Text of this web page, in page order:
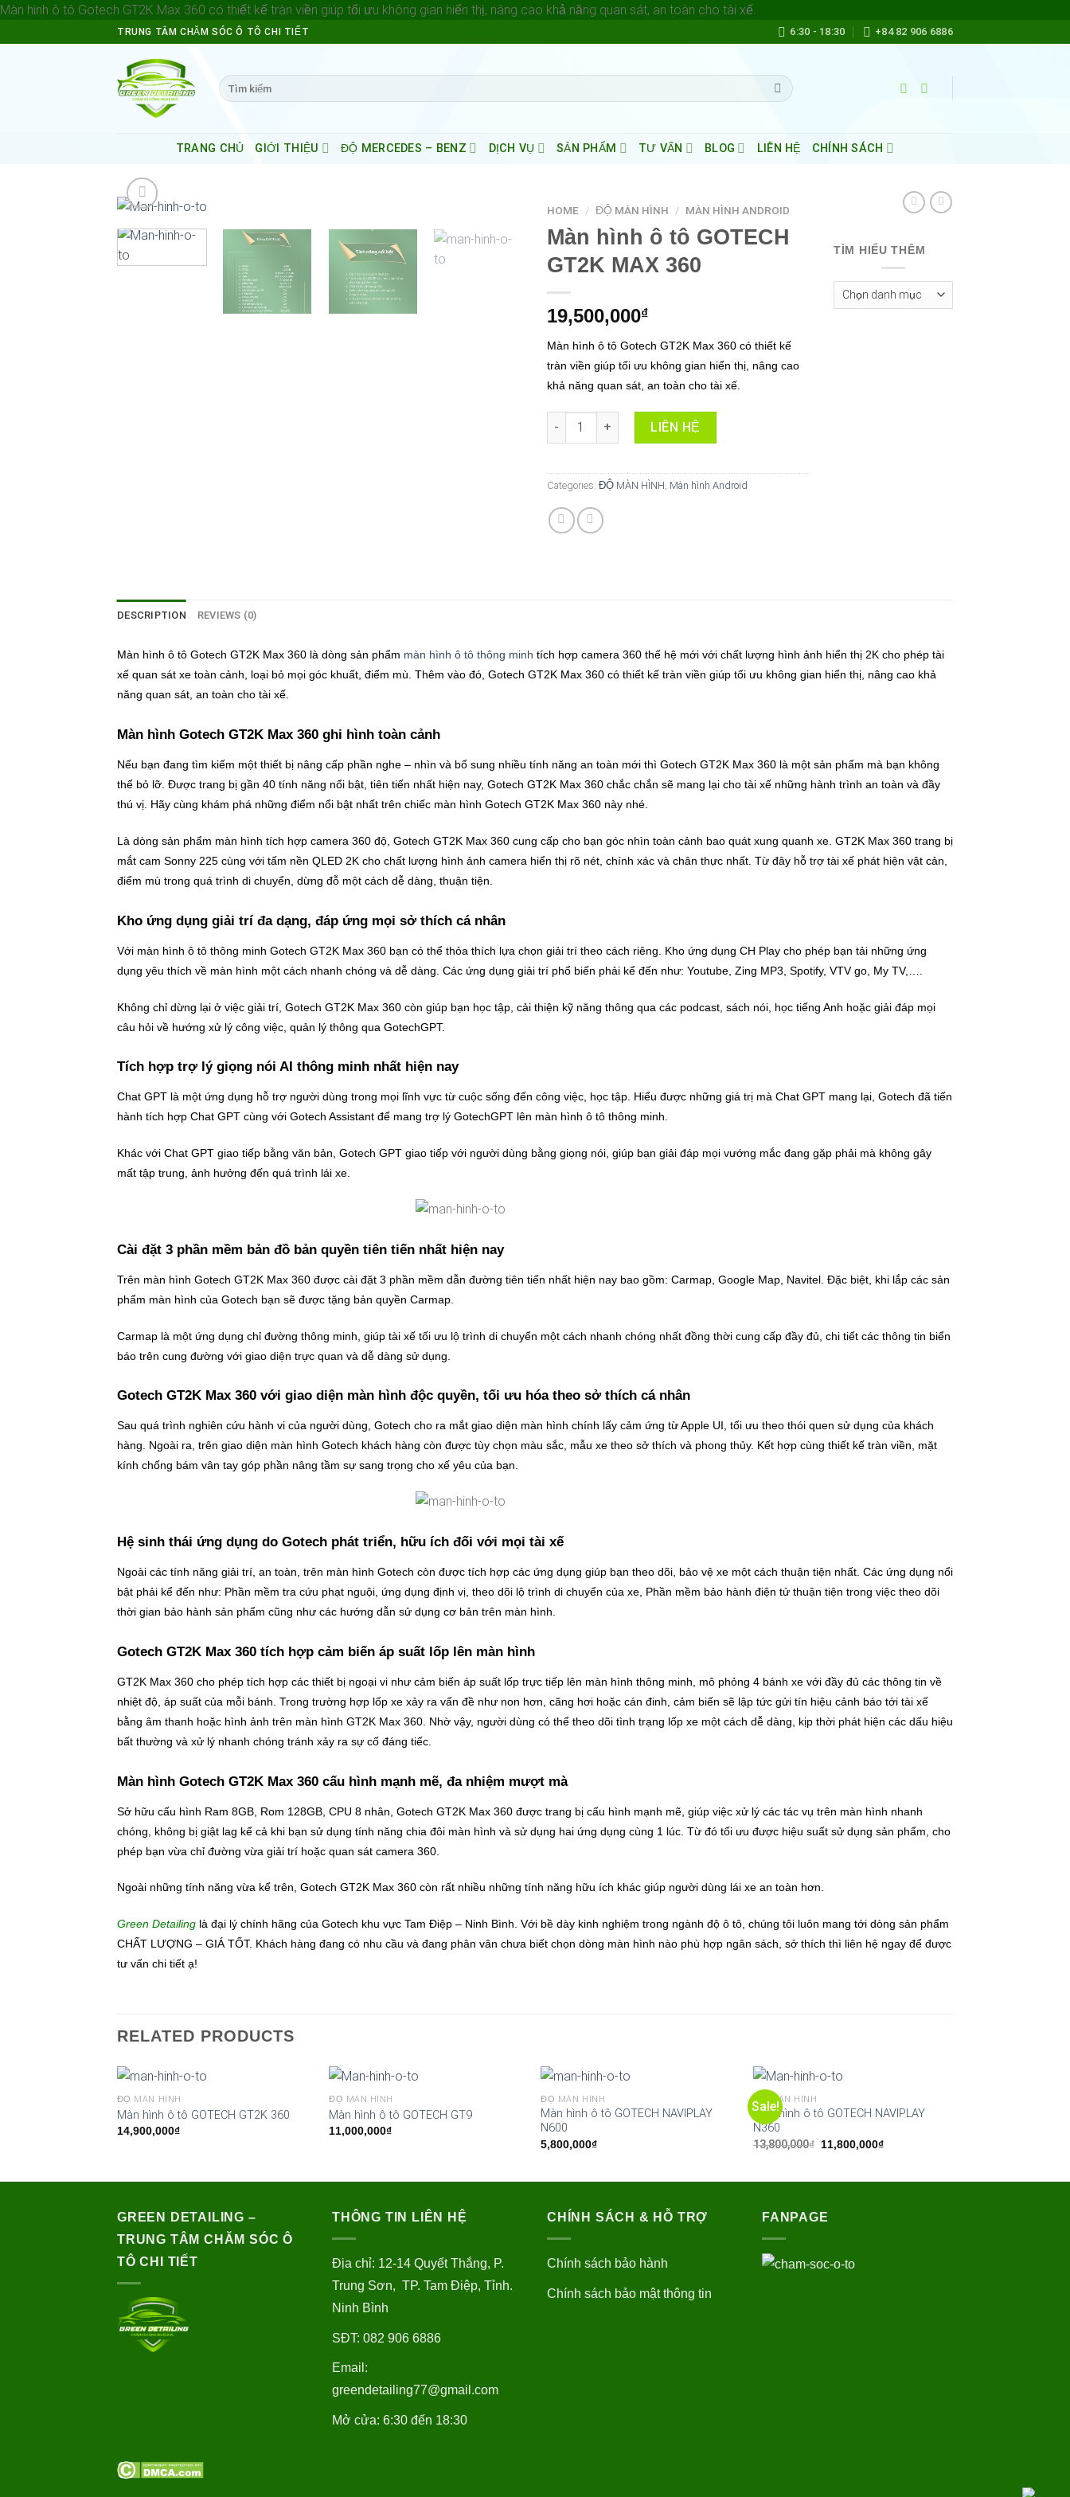
Màn hình ô tô Gotech GT2K Max 360 có thiết kế tràn viền giúp tối ưu không gian hiển thị, nâng cao khả năng quan sát, an toàn cho tài xế.
content
TRUNG TÂM CHĂM SÓC Ô TÔ CHI TIẾT 6:30 - 18:30 +84 82 906 6886
Search
for:
TRANG CHỦ GIỚI THIỆU ĐỘ MERCEDES – BENZ DỊCH VỤ SẢN PHẨM TƯ VẤN BLOG LIÊN HỆ CHÍNH SÁCH
HOME / ĐỘ MÀN HÌNH / MÀN HÌNH ANDROID
Màn hình ô tô GOTECH
GT2K MAX 360
19,500,000₫
Màn hình ô tô Gotech GT2K Max 360 có thiết kế
tràn viền giúp tối ưu không gian hiển thị, nâng cao
khả năng quan sát, an toàn cho tài xế.
Màn hình ô tô GOTECH GT2K MAX 360 quantity
LIÊN HỆ
Categories: ĐỘ MÀN HÌNH Màn hình Android
TÌM HIỂU THÊM
Tìm
DESCRIPTION REVIEWS (0)
Màn hình ô tô Gotech GT2K Max 360 là dòng sản phẩm màn hình ô tô thông minh tích hợp camera 360 thế hệ mới với chất lượng hình ảnh hiển thị 2K cho phép tài
xế quan sát xe toàn cảnh, loại bỏ mọi góc khuất, điểm mù. Thêm vào đó, Gotech GT2K Max 360 có thiết kế tràn viền giúp tối ưu không gian hiển thị, nâng cao khả
năng quan sát, an toàn cho tài xế.
Màn hình Gotech GT2K Max 360 ghi hình toàn cảnh
Nếu bạn đang tìm kiếm một thiết bị nâng cấp phần nghe – nhìn và bổ sung nhiều tính năng an toàn mới thì Gotech GT2K Max 360 là một sản phẩm mà bạn không
thể bỏ lỡ. Được trang bị gần 40 tính năng nổi bật, tiên tiến nhất hiện nay, Gotech GT2K Max 360 chắc chắn sẽ mang lại cho tài xế những hành trình an toàn và đầy
thú vị. Hãy cùng khám phá những điểm nổi bật nhất trên chiếc màn hình Gotech GT2K Max 360 này nhé.
Là dòng sản phẩm màn hình tích hợp camera 360 độ, Gotech GT2K Max 360 cung cấp cho bạn góc nhìn toàn cảnh bao quát xung quanh xe. GT2K Max 360 trang bị
mắt cam Sonny 225 cùng với tấm nền QLED 2K cho chất lượng hình ảnh camera hiển thị rõ nét, chính xác và chân thực nhất. Từ đây hỗ trợ tài xế phát hiện vật cản,
điểm mù trong quá trình di chuyển, dừng đỗ một cách dễ dàng, thuận tiện.
Kho ứng dụng giải trí đa dạng, đáp ứng mọi sở thích cá nhân
Với màn hình ô tô thông minh Gotech GT2K Max 360 bạn có thể thỏa thích lựa chọn giải trí theo cách riêng. Kho ứng dụng CH Play cho phép bạn tải những ứng
dụng yêu thích về màn hình một cách nhanh chóng và dễ dàng. Các ứng dụng giải trí phổ biến phải kể đến như: Youtube, Zing MP3, Spotify, VTV go, My TV,….
Không chỉ dừng lại ở việc giải trí, Gotech GT2K Max 360 còn giúp bạn học tập, cải thiện kỹ năng thông qua các podcast, sách nói, học tiếng Anh hoặc giải đáp mọi
câu hỏi về hướng xử lý công việc, quản lý thông qua GotechGPT.
Tích hợp trợ lý giọng nói AI thông minh nhất hiện nay
Chat GPT là một ứng dụng hỗ trợ người dùng trong mọi lĩnh vực từ cuộc sống đến công việc, học tập. Hiểu được những giá trị mà Chat GPT mang lại, Gotech đã tiến
hành tích hợp Chat GPT cùng với Gotech Assistant để mang trợ lý GotechGPT lên màn hình ô tô thông minh.
Khác với Chat GPT giao tiếp bằng văn bản, Gotech GPT giao tiếp với người dùng bằng giọng nói, giúp bạn giải đáp mọi vướng mắc đang gặp phải mà không gây
mất tập trung, ảnh hưởng đến quá trình lái xe.
Cài đặt 3 phần mềm bản đồ bản quyền tiên tiến nhất hiện nay
Trên màn hình Gotech GT2K Max 360 được cài đặt 3 phần mềm dẫn đường tiên tiến nhất hiện nay bao gồm: Carmap, Google Map, Navitel. Đặc biệt, khi lắp các sản
phẩm màn hình của Gotech bạn sẽ được tặng bản quyền Carmap.
Carmap là một ứng dụng chỉ đường thông minh, giúp tài xế tối ưu lộ trình di chuyển một cách nhanh chóng nhất đồng thời cung cấp đầy đủ, chi tiết các thông tin biển
báo trên cung đường với giao diện trực quan và dễ dàng sử dụng.
Gotech GT2K Max 360 với giao diện màn hình độc quyền, tối ưu hóa theo sở thích cá nhân
Sau quá trình nghiên cứu hành vi của người dùng, Gotech cho ra mắt giao diện màn hình chính lấy cảm ứng từ Apple UI, tối ưu theo thói quen sử dụng của khách
hàng. Ngoài ra, trên giao diện màn hình Gotech khách hàng còn được tùy chọn màu sắc, mẫu xe theo sở thích và phong thủy. Kết hợp cùng thiết kế tràn viền, mặt
kính chống bám vân tay góp phần nâng tầm sự sang trọng cho xế yêu của bạn.
Hệ sinh thái ứng dụng do Gotech phát triển, hữu ích đối với mọi tài xế
Ngoài các tính năng giải trí, an toàn, trên màn hình Gotech còn được tích hợp các ứng dụng giúp bạn theo dõi, bảo vệ xe một cách thuận tiện nhất. Các ứng dụng nổi
bật phải kể đến như: Phần mềm tra cứu phạt nguội, ứng dụng định vị, theo dõi lộ trình di chuyển của xe, Phần mềm bảo hành điện tử thuận tiện trong việc theo dõi
thời gian bảo hành sản phẩm cũng như các hướng dẫn sử dụng cơ bản trên màn hình.
Gotech GT2K Max 360 tích hợp cảm biến áp suất lốp lên màn hình
GT2K Max 360 cho phép tích hợp các thiết bị ngoại vi như cảm biến áp suất lốp trực tiếp lên màn hình thông minh, mô phỏng 4 bánh xe với đầy đủ các thông tin về
nhiệt độ, áp suất của mỗi bánh. Trong trường hợp lốp xe xảy ra vấn đề như non hơn, căng hơi hoặc cán đinh, cảm biến sẽ lập tức gửi tín hiệu cảnh báo tới tài xế
bằng âm thanh hoặc hình ảnh trên màn hình GT2K Max 360. Nhờ vậy, người dùng có thể theo dõi tình trạng lốp xe một cách dễ dàng, kịp thời phát hiện các dấu hiệu
bất thường và xử lý nhanh chóng tránh xảy ra sự cố đáng tiếc.
Màn hình Gotech GT2K Max 360 cấu hình mạnh mẽ, đa nhiệm mượt mà
Sở hữu cấu hình Ram 8GB, Rom 128GB, CPU 8 nhân, Gotech GT2K Max 360 được trang bị cấu hình mạnh mẽ, giúp việc xử lý các tác vụ trên màn hình nhanh
chóng, không bị giật lag kể cả khi bạn sử dụng tính năng chia đôi màn hình và sử dụng hai ứng dụng cùng 1 lúc. Từ đó tối ưu được hiệu suất sử dụng sản phẩm, cho
phép bạn vừa chỉ đường vừa giải trí hoặc quan sát camera 360.
Ngoài những tính năng vừa kể trên, Gotech GT2K Max 360 còn rất nhiều những tính năng hữu ích khác giúp người dùng lái xe an toàn hơn.
Green Detailing là đại lý chính hãng của Gotech khu vực Tam Điệp – Ninh Bình. Với bề dày kinh nghiệm trong ngành độ ô tô, chúng tôi luôn mang tới dòng sản phẩm
CHẤT LƯỢNG – GIÁ TỐT. Khách hàng đang có nhu cầu và đang phân vân chưa biết chọn dòng màn hình nào phù hợp ngân sách, sở thích thì liên hệ ngay để được
tư vấn chi tiết ạ!
RELATED PRODUCTS
ĐỘ MÀN HÌNH
Màn hình ô tô GOTECH GT2K 360
14,900,000₫
ĐỘ MÀN HÌNH
Màn hình ô tô GOTECH GT9
11,000,000₫
ĐỘ MÀN HÌNH
Màn hình ô tô GOTECH NAVIPLAY
N600
5,800,000₫
Sale!
ĐỘ MÀN HÌNH
Màn hình ô tô GOTECH NAVIPLAY
N360
13,800,000₫ 11,800,000₫
GREEN DETAILING –
TRUNG TÂM CHĂM SÓC Ô
TÔ CHI TIẾT
THÔNG TIN LIÊN HỆ
Địa chỉ: 12-14 Quyết Thắng, P.
Trung Sơn, TP. Tam Điệp, Tỉnh.
Ninh Bình
SĐT: 082 906 6886
Email:
greendetailing77@gmail.com
Mở cửa: 6:30 đến 18:30
CHÍNH SÁCH & HỖ TRỢ
Chính sách bảo hành
Chính sách bảo mật thông tin
FANPAGE